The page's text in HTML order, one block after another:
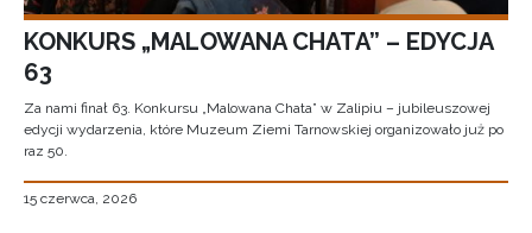
KONKURS „MALOWANA CHATA” – EDYCJA
63
Za nami finał 63. Konkursu „Malowana Chata” w Zalipiu – jubileuszowej
edycji wydarzenia, które Muzeum Ziemi Tarnowskiej organizowało już po
raz 50.
15 czerwca, 2026